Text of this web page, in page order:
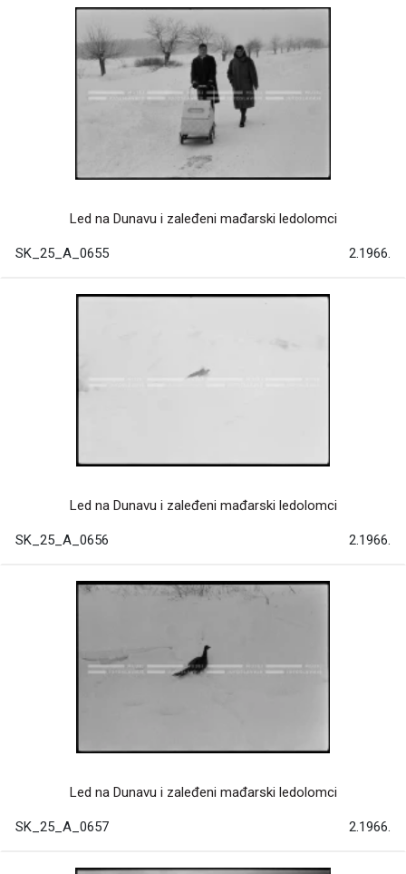
Led na Dunavu i zaleđeni mađarski ledolomci
SK_25_A_0655 2.1966.
Led na Dunavu i zaleđeni mađarski ledolomci
SK_25_A_0656 2.1966.
Led na Dunavu i zaleđeni mađarski ledolomci
SK_25_A_0657 2.1966.